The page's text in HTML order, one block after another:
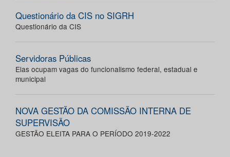
Questionário da CIS no SIGRH
Questionário da CIS
Servidoras Públicas
Elas ocupam vagas do funcionalismo federal, estadual e
municipal
NOVA GESTÃO DA COMISSÃO INTERNA DE
SUPERVISÃO
GESTÃO ELEITA PARA O PERÍODO 2019-2022